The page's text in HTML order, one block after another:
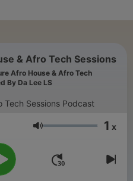
& Afro Tech Sessions
Afro House & Afro Tech
By Da Lee LS
Tech Sessions Podcast
Volume 1 x